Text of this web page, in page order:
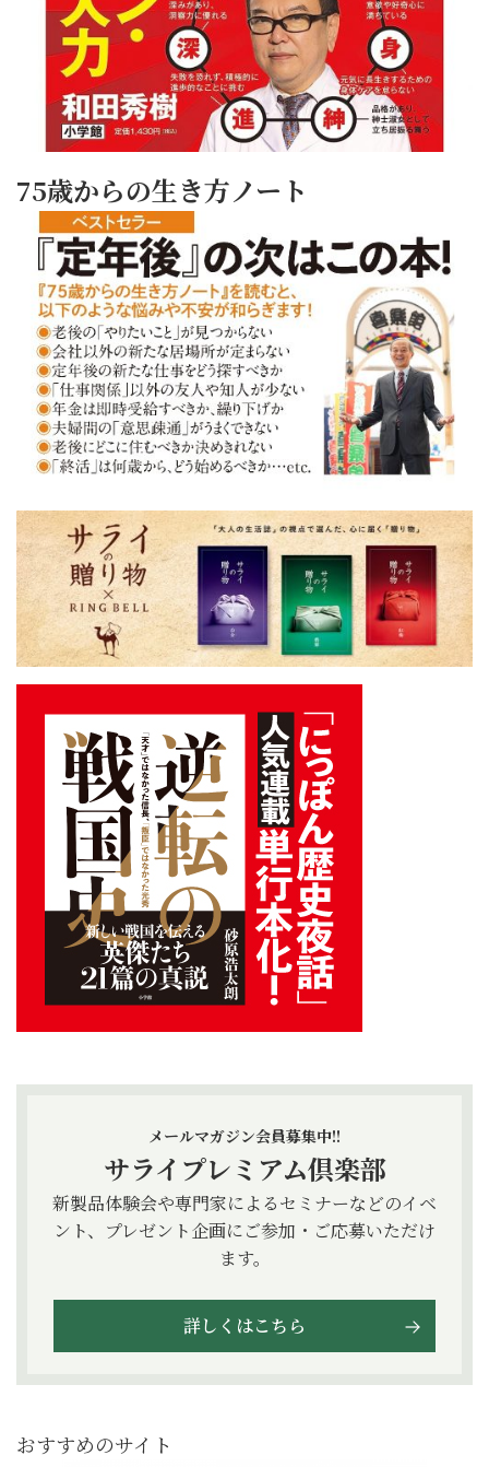
75歳からの生き方ノート
メールマガジン会員募集中!!
サライプレミアム倶楽部
新製品体験会や専門家によるセミナーなどのイベ
ント、プレゼント企画にご参加・ご応募いただけ
ます。
詳しくはこちら
おすすめのサイト